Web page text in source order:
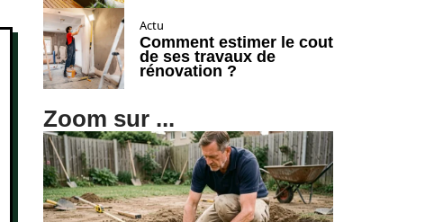
Actu
Comment estimer le cout
de ses travaux de
rénovation ?
Zoom sur ...